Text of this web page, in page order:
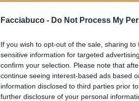
Facciabuco - Do Not Process My
If you wish to opt-out of the sale, sharing
sensitive information for targeted
confirm your selection. Please note that
continue seeing interest-based ads based
information disclosed to third parties prior
further disclosure of your personal
Danilele: